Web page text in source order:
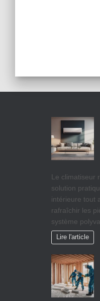
Le climatiseur
solution
intérieure tout
rafraîchir les
système
Lire l'article